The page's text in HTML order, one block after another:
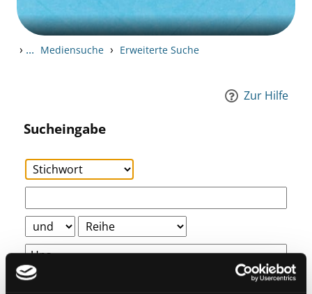
› ... Mediensuche › Erweiterte Suche
Zur Hilfe
Sucheingabe